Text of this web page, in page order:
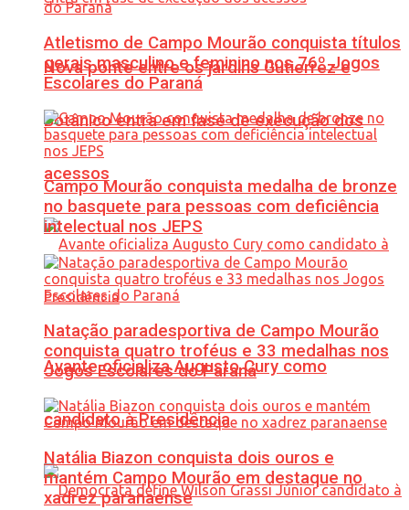
Nova ponte entre os jardins Gutierrez e
Botânico entra em fase de execução dos
acessos
Avante oficializa Augusto Cury como
candidato à Presidência
Atletismo de Campo Mourão conquista títulos
gerais masculino e feminino nos 76º Jogos
Escolares do Paraná
Campo Mourão conquista medalha de bronze
no basquete para pessoas com deficiência
intelectual nos JEPS
Natação paradesportiva de Campo Mourão
conquista quatro troféus e 33 medalhas nos
Jogos Escolares do Paraná
Natália Biazon conquista dois ouros e
mantém Campo Mourão em destaque no
xadrez paranaense